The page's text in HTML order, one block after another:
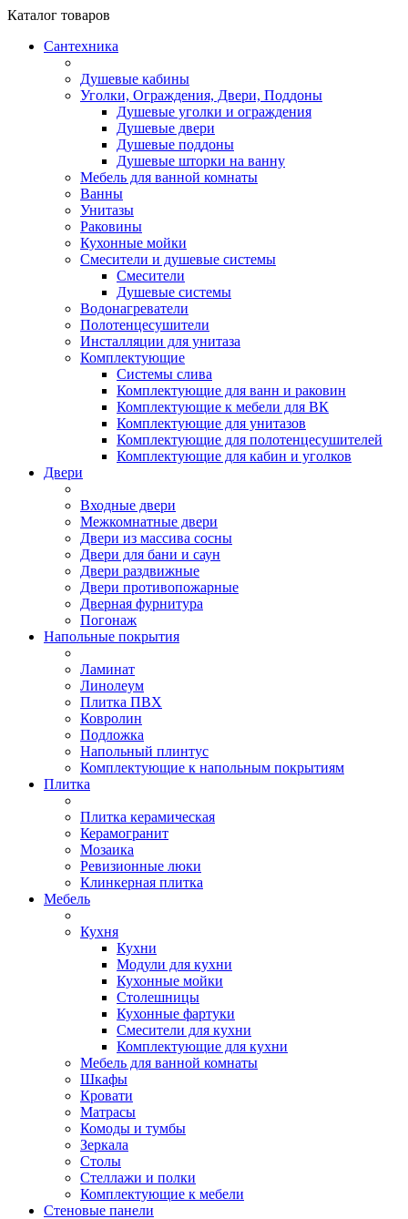
Каталог товаров
Сантехника
Душевые кабины
Уголки, Ограждения, Двери, Поддоны
Душевые уголки и ограждения
Душевые двери
Душевые поддоны
Душевые шторки на ванну
Мебель для ванной комнаты
Ванны
Унитазы
Раковины
Кухонные мойки
Смесители и душевые системы
Смесители
Душевые системы
Водонагреватели
Полотенцесушители
Инсталляции для унитаза
Комплектующие
Системы слива
Комплектующие для ванн и раковин
Комплектующие к мебели для ВК
Комплектующие для унитазов
Комплектующие для полотенцесушителей
Комплектующие для кабин и уголков
Двери
Входные двери
Межкомнатные двери
Двери из массива сосны
Двери для бани и саун
Двери раздвижные
Двери противопожарные
Дверная фурнитура
Погонаж
Напольные покрытия
Ламинат
Линолеум
Плитка ПВХ
Ковролин
Подложка
Напольный плинтус
Комплектующие к напольным покрытиям
Плитка
Плитка керамическая
Керамогранит
Мозаика
Ревизионные люки
Клинкерная плитка
Мебель
Кухня
Кухни
Модули для кухни
Кухонные мойки
Столешницы
Кухонные фартуки
Смесители для кухни
Комплектующие для кухни
Мебель для ванной комнаты
Шкафы
Кровати
Матрасы
Комоды и тумбы
Зеркала
Столы
Стеллажи и полки
Комплектующие к мебели
Стеновые панели